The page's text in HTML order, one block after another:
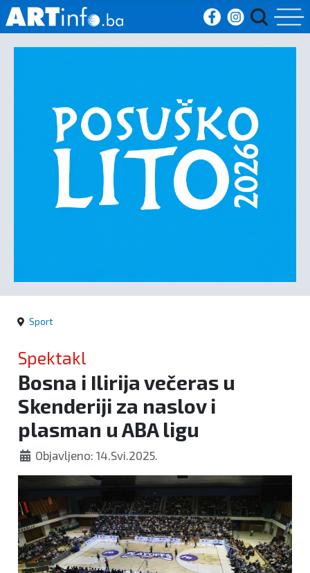
Sport
Kultura
Crna
Sport
Spektakl
Bosna i Ilirija večeras u
Skenderiji za naslov i
plasman u ABA ligu
Objavljeno: 14.Svi.2025.